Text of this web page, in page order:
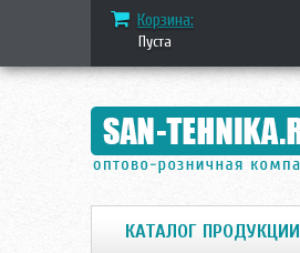
Корзина:
Пуста
КАТАЛОГ ПРОДУКЦИИ